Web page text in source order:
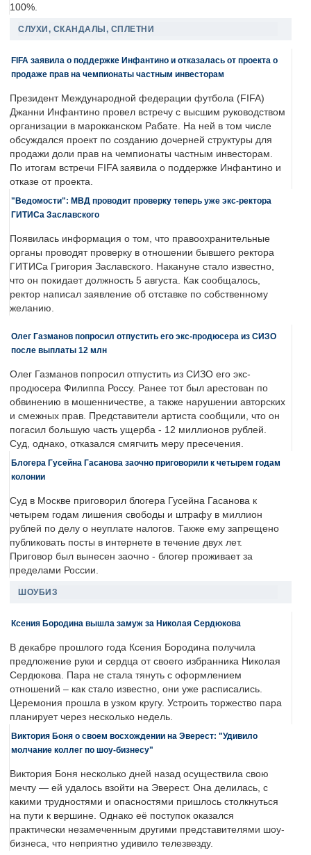
100%.
СЛУХИ, СКАНДАЛЫ, СПЛЕТНИ
FIFA заявила о поддержке Инфантино и отказалась от проекта о
продаже прав на чемпионаты частным инвесторам
Президент Международной федерации футбола (FIFA)
Джанни Инфантино провел встречу с высшим руководством
организации в марокканском Рабате. На ней в том числе
обсуждался проект по созданию дочерней структуры для
продажи доли прав на чемпионаты частным инвесторам.
По итогам встречи FIFA заявила о поддержке Инфантино и
отказе от проекта.
"Ведомости": МВД проводит проверку теперь уже экс-ректора
ГИТИСа Заславского
Появилась информация о том, что правоохранительные
органы проводят проверку в отношении бывшего ректора
ГИТИСа Григория Заславского. Накануне стало известно,
что он покидает должность 5 августа. Как сообщалось,
ректор написал заявление об отставке по собственному
желанию.
Олег Газманов попросил отпустить его экс-продюсера из СИЗО
после выплаты 12 млн
Олег Газманов попросил отпустить из СИЗО его экс-
продюсера Филиппа Россу. Ранее тот был арестован по
обвинению в мошенничестве, а также нарушении авторских
и смежных прав. Представители артиста сообщили, что он
погасил большую часть ущерба - 12 миллионов рублей.
Суд, однако, отказался смягчить меру пресечения.
Блогера Гусейна Гасанова заочно приговорили к четырем годам
колонии
Суд в Москве приговорил блогера Гусейна Гасанова к
четырем годам лишения свободы и штрафу в миллион
рублей по делу о неуплате налогов. Также ему запрещено
публиковать посты в интернете в течение двух лет.
Приговор был вынесен заочно - блогер проживает за
пределами России.
ШОУБИЗ
Ксения Бородина вышла замуж за Николая Сердюкова
В декабре прошлого года Ксения Бородина получила
предложение руки и сердца от своего избранника Николая
Сердюкова. Пара не стала тянуть с оформлением
отношений – как стало известно, они уже расписались.
Церемония прошла в узком кругу. Устроить торжество пара
планирует через несколько недель.
Виктория Боня о своем восхождении на Эверест: "Удивило
молчание коллег по шоу-бизнесу"
Виктория Боня несколько дней назад осуществила свою
мечту — ей удалось взойти на Эверест. Она делилась, с
какими трудностями и опасностями пришлось столкнуться
на пути к вершине. Однако её поступок оказался
практически незамеченным другими представителями шоу-
бизнеса, что неприятно удивило телезвезду.